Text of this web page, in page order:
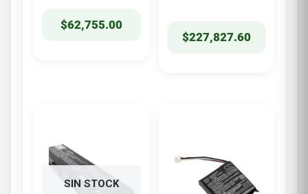
$62,755.00
$227,827.60
SIN STOCK